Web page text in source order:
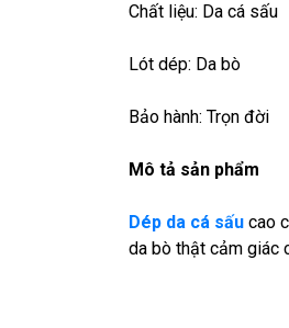
Chất liệu: Da cá sấu
Lót dép: Da bò
Bảo hành: Trọn đời
Mô tả sản phẩm
Dép da cá sấu cao
da bò thật cảm giác